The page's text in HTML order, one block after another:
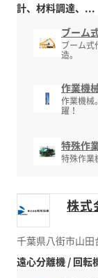
計、材料調達、...
ブーム
ブーム式
造。
作業機
作業機械
躍！
特殊作
特殊作業
株式
千葉県八街市山
遠心分離機 / 回転